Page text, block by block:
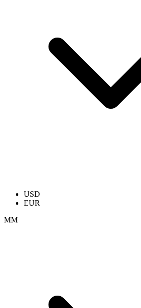
USD
EUR
ММ